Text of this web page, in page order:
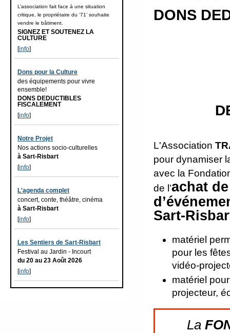
L’association fait face à une situation
critique, le propriétaire du ‘71’ souhaite
vendre le bâtiment.
SIGNEZ ET SOUTENEZ LA
CULTURE
[info]
Dons pour la Culture
des équipements pour vivre
ensemble!
DONS DEDUCTIBLES
FISCALEMENT
[info]
Notre Projet
Nos actions socio-culturelles
à Sart-Risbart
[info]
L'agenda complet
concert, conte, théâtre, cinéma
à Sart-Risbart
[info]
Les Sentiers de Sart-Risbart
Festival au Jardin - Incourt
du 20 au 23 Août 2026
[info]
DONS
L'Association
pour dynamiser
avec la
de l’achat
Sart-
matériel
pour les
vidéo-
matériel
projecteur,
La